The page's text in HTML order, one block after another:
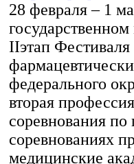
28 февраля – 1
IIэтап
федерального
вторая
соревнования
соревнованиях
медицинские